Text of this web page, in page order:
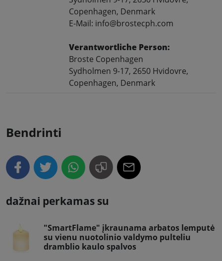
Copenhagen, Denmark
E-Mail: info@brostecph.com
Verantwortliche Person:
Broste Copenhagen
Sydholmen 9-17, 2650 Hvidovre,
Copenhagen, Denmark
Bendrinti
dažnai perkamas su
"SmartFlame" įkraunama arbatos lemputė
su vienu nuotolinio valdymo pulteliu
dramblio kaulo spalvos